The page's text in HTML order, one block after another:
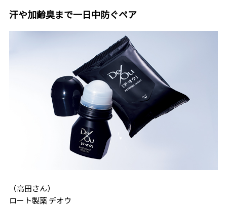
汗や加齢臭まで一日中防ぐペア
（高田さん）
ロート製薬 デオウ